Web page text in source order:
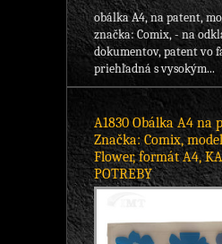
obálka A4, na patent,
značka: Comix, - na
dokumentov, patent vo
priehľadná s vysokým...
A1830 Obálka A4 na
Značka: Comix,
Flower, formát A4,
POTREBY